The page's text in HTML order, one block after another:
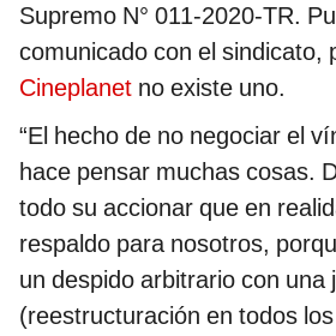
Supremo N° 011-2020-TR.
comunicado con el sindicato,
Cineplanet no existe uno.
“El hecho de no negociar el
hace pensar muchas cosas.
todo su accionar que en
respaldo para nosotros,
un despido arbitrario con una
(reestructuración en todos